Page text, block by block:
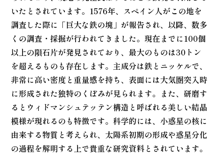
いたとされています。1576年、スペイン人がこの地を
調査した際に「巨大な鉄の塊」が報告され、以降、数多
くの調査・採掘が行われてきました。現在までに100個
以上の隕石片が発見されており、最大のものは30トン
を超えるものも存在します。主成分は鉄とニッケルで、
非常に高い密度と重量感を持ち、表面には大気圏突入時
に形成された独特のくぼみが見られます。また、研磨す
るとウィドマンシュテッテン構造と呼ばれる美しい結晶
模様が現れるのも特徴です。科学的には、小惑星の核に
由来する物質と考えられ、太陽系初期の形成や惑星分化
の過程を解明する上で貴重な研究資料とされています。